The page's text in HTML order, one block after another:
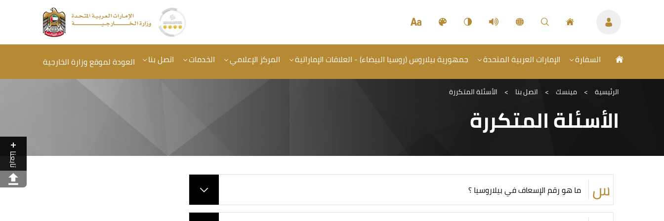
تابعنا
السفارة الإمارات العربية المتحدة جمهورية بيلاروس (روسيا البيضاء) - العلاقات الإماراتية المركز الإعلامي الخدمات اتصل بنا العودة لموقع وزارة الخارجية
الرئيسية > مينسك > اتصل بنا > الأسئلة المتكررة
الأسئلة المتكررة
ما هو رقم الإسعاف في بيلاروسيا ؟